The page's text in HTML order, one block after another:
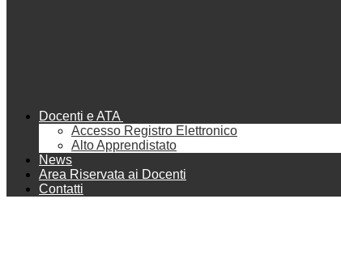
Docenti e ATA
Accesso Registro Elettronico
Alto Apprendistato
News
Area Riservata ai Docenti
Contatti